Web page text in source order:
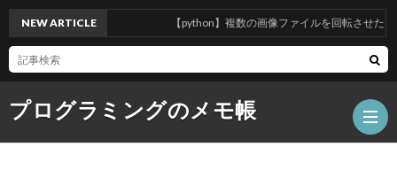
プログラミングのメモ帳
NEW ARTICLE 【python】複数の画像ファイルを回転させたい